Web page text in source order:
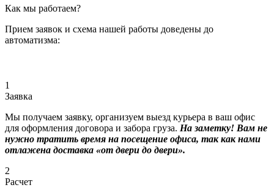
Как мы работаем?
Прием заявок и схема нашей работы доведены до
автоматизма:
1
Заявка
Мы получаем заявку, организуем выезд курьера в ваш офис
для оформления договора и забора груза. На заметку! Вам не
нужно тратить время на посещение офиса, так как нами
отлажена доставка «от двери до двери».
2
Расчет